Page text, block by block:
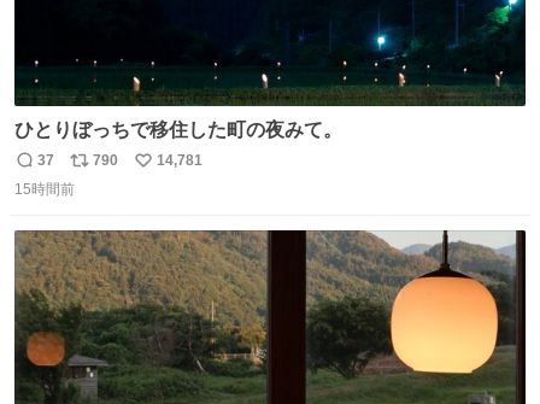
ひとりぼっちで移住した町の夜みて。
返
信
37
リ
ポ
ト
数
790
い
数
14,781
15時間前